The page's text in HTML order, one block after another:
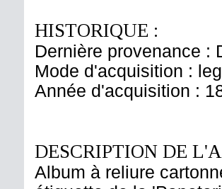
HISTORIQUE :
Dernière provenance :
Mode d'acquisition :
Année d'acquisition :
DESCRIPTION DE
Album à reliure